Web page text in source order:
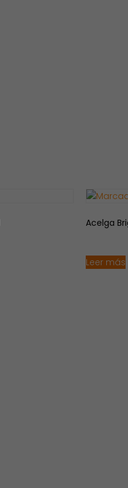
Acelga
Leer más